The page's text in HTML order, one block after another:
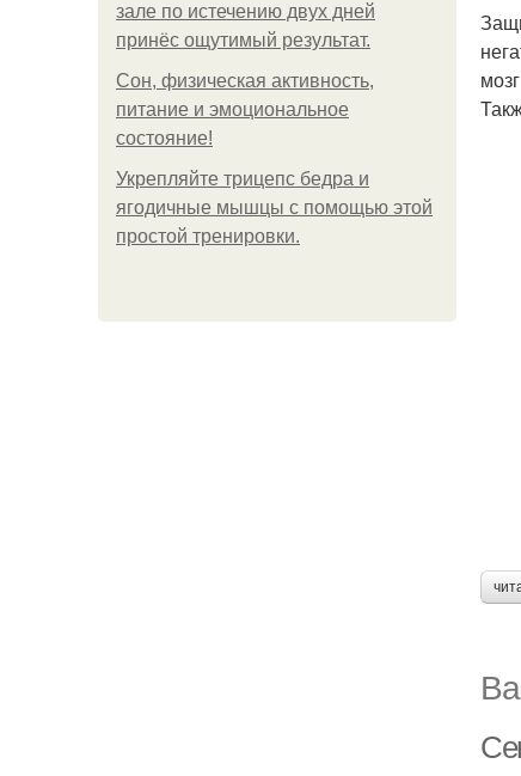
зале по истечению двух дней
принёс ощутимый результат.
Сон, физическая активность,
питание и эмоциональное
состояние!
Укрепляйте трицепс бедра и
ягодичные мышцы с помощью этой
простой тренировки.